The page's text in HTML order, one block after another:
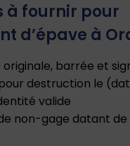
à fournir pour
d’épave à
barrée et
destruction le
valide
non-gage datant de